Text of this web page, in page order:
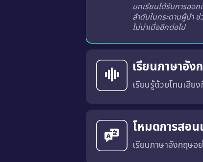
บทเรียนได้รับการออ
ลำดับในกระดานผู้นำ
ไม่น่าเบื่ออีกต่อไป
เรียนภาษาอั
เรียนรู้ด้วยโทนเสีย
โหมดการสอ
เรียนภาษาอังกฤษ